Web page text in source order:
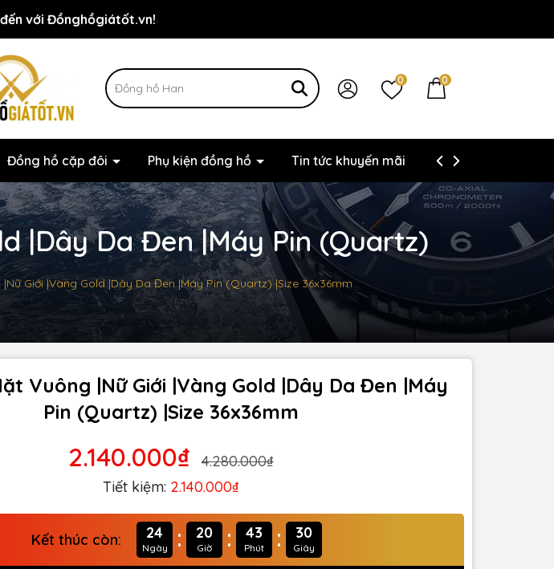
với Đồnghồgiátốt.vn!
mãi đang chờ đợi bạn
0 0
Đồng hồ cặp đôi Phụ kiện đồng hồ Tin tức khuyến mãi Thông tin liên hệ
|Dây Da Đen |Máy Pin (Quartz)
Giới |Vàng Gold |Dây Da Đen |Máy Pin (Quartz) |Size 36x36mm
Vuông |Nữ Giới |Vàng Gold |Dây Da Đen |Máy
Pin (Quartz) |Size 36x36mm
2.140.000₫
4.280.000₫
Tiết kiệm: 2.140.000₫
Kết thúc còn: 24
Ngày : 20
Giờ : 43
Phút : 27
Giây